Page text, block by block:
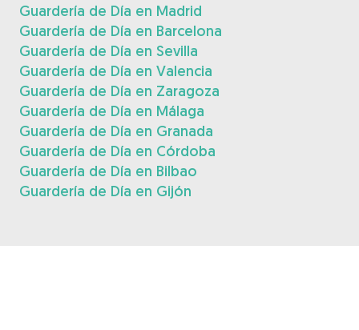
Guardería de Día en Madrid
Guardería de Día en Barcelona
Guardería de Día en Sevilla
Guardería de Día en Valencia
Guardería de Día en Zaragoza
Guardería de Día en Málaga
Guardería de Día en Granada
Guardería de Día en Córdoba
Guardería de Día en Bilbao
Guardería de Día en Gijón